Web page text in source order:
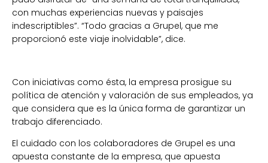
con muchas experiencias nuevas y paisajes
indescriptibles”. “Todo gracias a Grupel, que me
proporcionó este viaje inolvidable”, dice.
Con iniciativas como ésta, la empresa prosigue su
política de atención y valoración de sus empleados, ya
que considera que es la única forma de garantizar un
trabajo diferenciado.
El cuidado con los colaboradores de Grupel es una
apuesta constante de la empresa, que apuesta